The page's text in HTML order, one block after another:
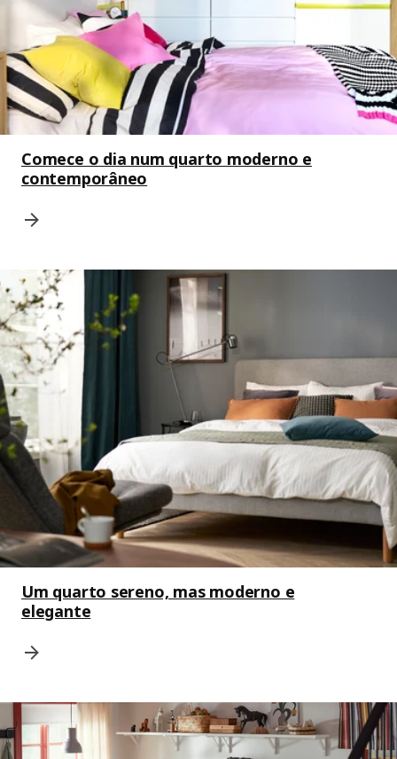
Comece o dia num quarto moderno e
contemporâneo
Um quarto sereno, mas moderno e
elegante